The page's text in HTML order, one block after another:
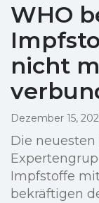
WHO
nicht
Dezember 15,
Die
Impfstoffe
bekräftigen